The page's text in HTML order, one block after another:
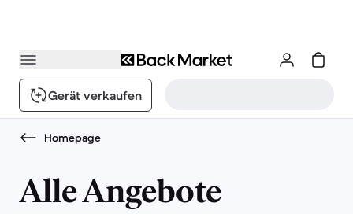
Gerät verkaufen
Homepage
Alle Angebote